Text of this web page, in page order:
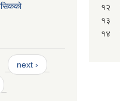
next ›
१२
१३
१४